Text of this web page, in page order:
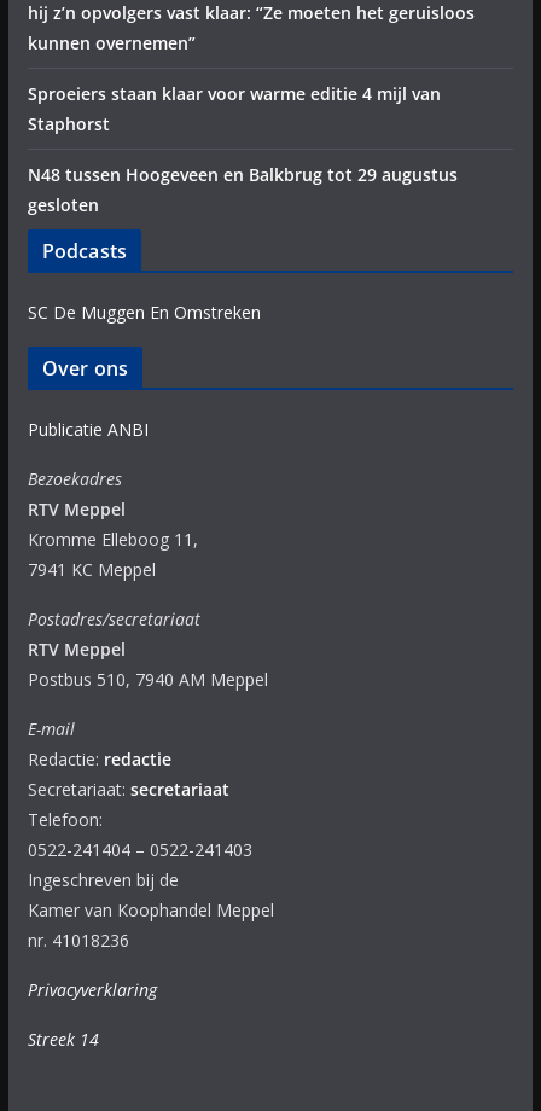
hij z’n opvolgers vast klaar: “Ze moeten het geruisloos
kunnen overnemen”
Sproeiers staan klaar voor warme editie 4 mijl van
Staphorst
N48 tussen Hoogeveen en Balkbrug tot 29 augustus
gesloten
Podcasts
SC De Muggen En Omstreken
Over ons
Publicatie ANBI
Bezoekadres
RTV Meppel
Kromme Elleboog 11,
7941 KC Meppel
Postadres/secretariaat
RTV Meppel
Postbus 510, 7940 AM Meppel
E-mail
Redactie: redactie
Secretariaat: secretariaat
Telefoon:
0522-241404 – 0522-241403
Ingeschreven bij de
Kamer van Koophandel Meppel
nr. 41018236
Privacyverklaring
Streek 14